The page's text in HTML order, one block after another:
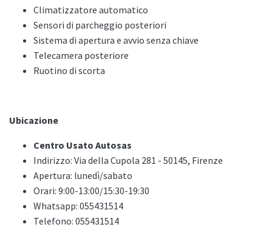
Climatizzatore automatico
Sensori di parcheggio posteriori
Sistema di apertura e avvio senza chiave
Telecamera posteriore
Ruotino di scorta
Ubicazione
Centro Usato Autosas
Indirizzo: Via della Cupola 281 - 50145, Firenze
Apertura: lunedì/sabato
Orari: 9:00-13:00/15:30-19:30
Whatsapp: 055431514
Telefono: 055431514